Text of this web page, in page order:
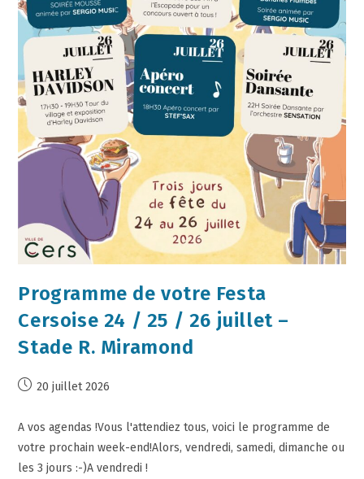
Programme de votre Festa
Cersoise 24 / 25 / 26 juillet –
Stade R. Miramond
20 juillet 2026
A vos agendas !Vous l'attendiez tous, voici le programme de
votre prochain week-end!Alors, vendredi, samedi, dimanche ou
les 3 jours :-)A vendredi !